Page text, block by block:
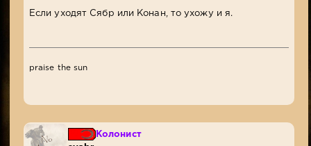
Если уходят Сябр или Конан, то ухожу и я.
praise the sun
Колонист